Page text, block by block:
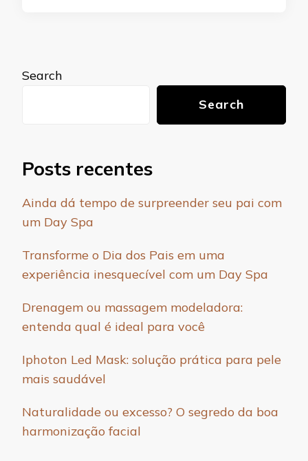
Search
Search
Posts recentes
Ainda dá tempo de surpreender seu pai com
um Day Spa
Transforme o Dia dos Pais em uma
experiência inesquecível com um Day Spa
Drenagem ou massagem modeladora:
entenda qual é ideal para você
Iphoton Led Mask: solução prática para pele
mais saudável
Naturalidade ou excesso? O segredo da boa
harmonização facial